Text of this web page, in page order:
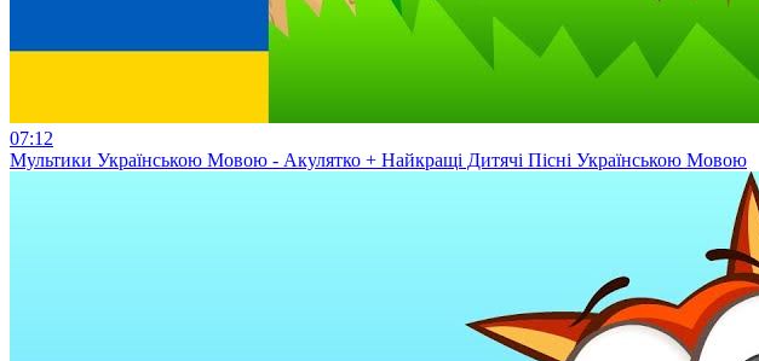
07:12
Мультики Українською Мовою - Акулятко + Найкращі Дитячі Пісні Українською Мовою